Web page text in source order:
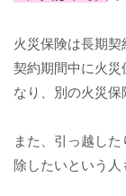
火災保険は長期契
契約期間中に火災
なり、別の火災保
また、引っ越し
除したいという人